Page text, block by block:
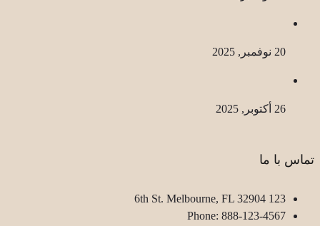
20 نوفمبر, 2025
26 أكتوبر, 2025
تماس با ما
123 6th St. Melbourne, FL 32904
Phone: 888-123-4567